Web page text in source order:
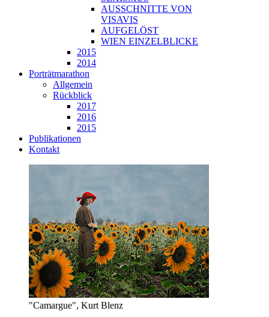
AUSSCHNITTE VON
VISAVIS
AUFGELÖST
WIEN EINZELBLICKE
2015
2014
Porträtmarathon
Allgemein
Rückblick
2017
2016
2015
Publikationen
Kontakt
"Camargue", Kurt Blenz